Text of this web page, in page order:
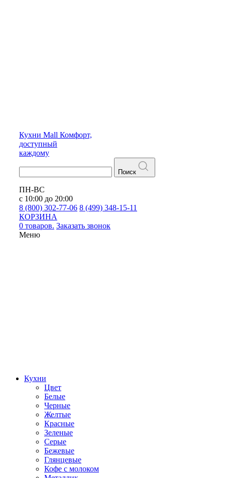
Кухни Mall Комфорт,
доступный
каждому
Поиск
ПН-ВС
с 10:00 до 20:00
8 (800) 302-77-06 8 (499) 348-15-11
КОРЗИНА
0 товаров. Заказать звонок
Меню
Кухни
Цвет
Белые
Черные
Желтые
Красные
Зеленые
Серые
Бежевые
Глянцевые
Кофе с молоком